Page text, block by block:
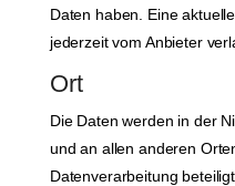
Daten haben. Eine
jederzeit vom Anbieter
Ort
Die Daten werden in der
und an allen anderen
Datenverarbeitung